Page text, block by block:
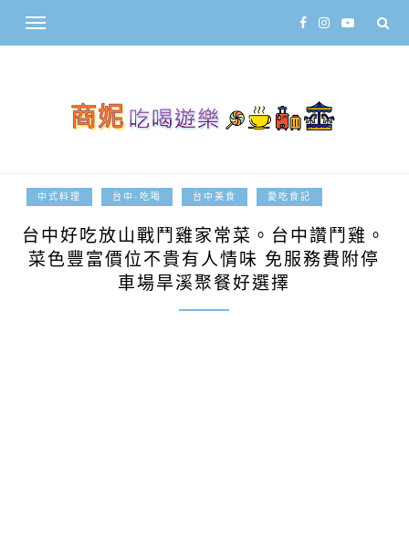
中式料理 台中-吃喝 台中美食 愛吃食記
台中好吃放山戰鬥雞家常菜。台中讚鬥雞。
菜色豐富價位不貴有人情味 免服務費附停
車場旱溪聚餐好選擇